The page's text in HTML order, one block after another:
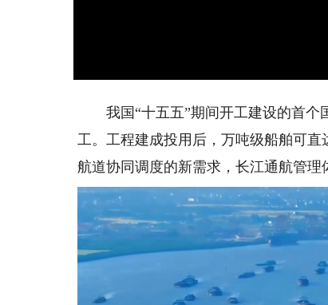
我国“十五五”期间开工建设的首个
工。工程建成投用后，万吨级船舶可
航道协同调度的新需求，长江通航管理